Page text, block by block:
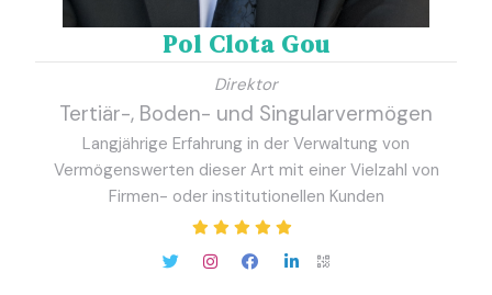
Pol Clota Gou
Direktor
Tertiär-, Boden- und Singularvermögen
Langjährige Erfahrung in der Verwaltung von
Vermögenswerten dieser Art mit einer Vielzahl von
Firmen- oder institutionellen Kunden